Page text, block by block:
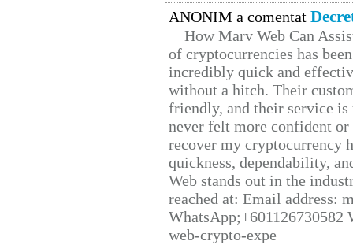
ANONIM a comentat
How Marv Web Can
of cryptocurrencies has
incredibly quick and
without a hitch. Their
friendly, and their service
never felt more confident
recover my cryptocurrency
quickness, dependability,
Web stands out in the
reached at: Email address:
web-crypto-expe